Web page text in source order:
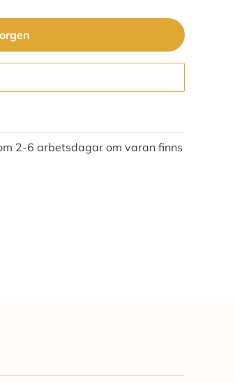
2-6 arbetsdagar om varan finns